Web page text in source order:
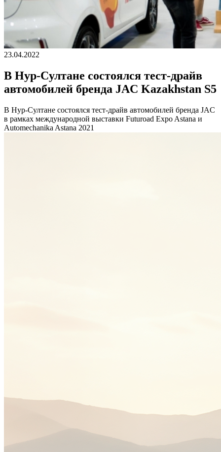
23.04.2022
В Нур-Cултане состоялся тест-драйв
автомобилей бренда JAC Kazakhstan S5
В Нур-Cултане состоялся тест-драйв автомобилей бренда JAC
в рамках международной выставки Futuroad Expo Astana и
Automechanika Astana 2021